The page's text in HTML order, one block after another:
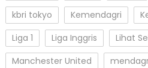
kbri tokyo
Kemendagri
Liga 1
Liga Inggris Lihat
Manchester United